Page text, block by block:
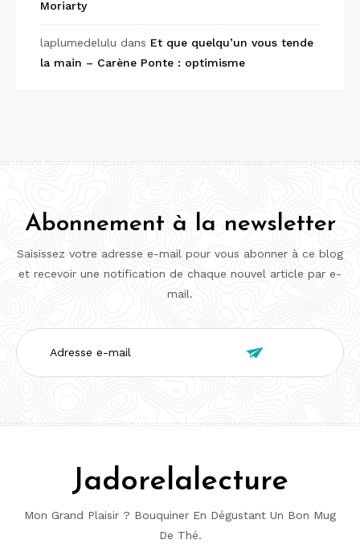
Moriarty
laplumedelulu dans Et que quelqu’un vous tende
la main – Carène Ponte : optimisme
Abonnement à la newsletter
Saisissez votre adresse e-mail pour vous abonner à ce blog
et recevoir une notification de chaque nouvel article par e-
mail.
Adresse
e-
mail

Jadorelalecture
Mon Grand Plaisir ? Bouquiner En Dégustant Un Bon Mug
De Thé.